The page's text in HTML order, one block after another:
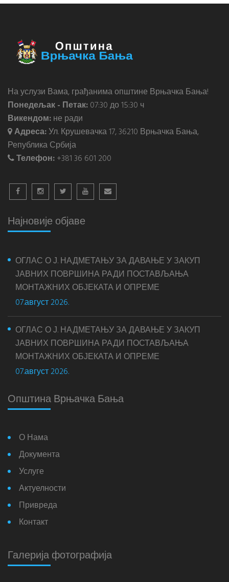
На услузи Вама, грађанима општине Врњачка Бања!
Понедељак - Петак:07:30 до 15:30 ч
Викендом:не ради
Адреса:Ул. Крушевачка 17, 36210 Врњачка Бања,
Република Србија
Телефон:+381 36 601 200
Најновије објаве
ОГЛАС О Ј. НАДМЕТАЊУ ЗА ДАВАЊЕ У ЗАКУП
ЈАВНИХ ПОВРШИНА РАДИ ПОСТАВЉАЊА
МОНТАЖНИХ ОБЈЕКАТА И ОПРЕМЕ
07.август 2026.
ОГЛАС О Ј. НАДМЕТАЊУ ЗА ДАВАЊЕ У ЗАКУП
ЈАВНИХ ПОВРШИНА РАДИ ПОСТАВЉАЊА
МОНТАЖНИХ ОБЈЕКАТА И ОПРЕМЕ
07.август 2026.
Општина Врњачка Бања
О Нама
Документа
Услуге
Актуелности
Привреда
Контакт
Галерија фотографија